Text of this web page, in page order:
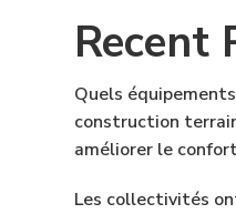
Recent
Quels
construction
améliorer le
Les collectivités